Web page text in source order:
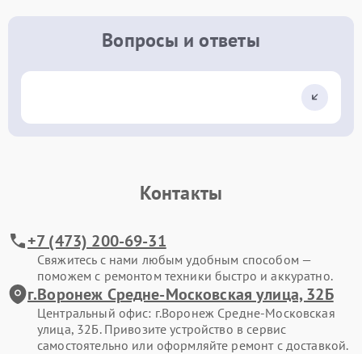
Вопросы и ответы
Контакты
+7 (473) 200-69-31
Свяжитесь с нами любым удобным способом —
поможем с ремонтом техники быстро и аккуратно.
г.Воронеж Средне-Московская улица, 32Б
Центральный офис: г.Воронеж Средне-Московская
улица, 32Б. Привозите устройство в сервис
самостоятельно или оформляйте ремонт с доставкой.